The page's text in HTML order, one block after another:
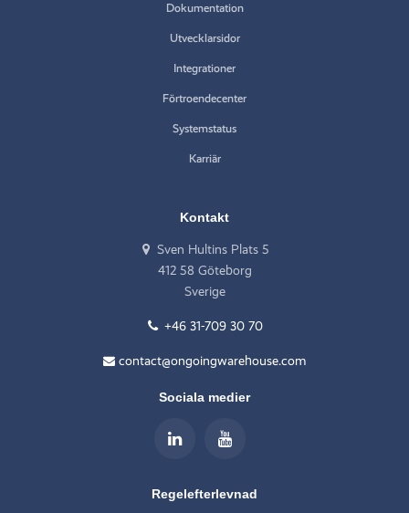
Dokumentation
Utvecklarsidor
Integrationer
Förtroendecenter
Systemstatus
Karriär
Kontakt
Sven Hultins Plats 5
412 58 Göteborg
Sverige
+46 31-709 30 70
contact@ongoingwarehouse.com
Sociala medier
Regelefterlevnad